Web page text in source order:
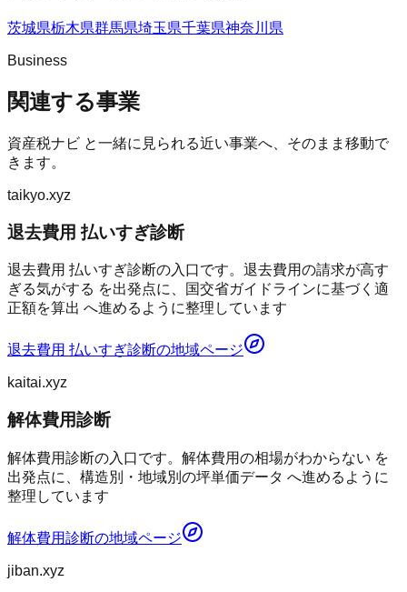
茨城県栃木県群馬県埼玉県千葉県神奈川県
Business
関連する事業
資産税ナビ と一緒に見られる近い事業へ、そのまま移動で
きます。
taikyo.xyz
退去費用 払いすぎ診断
退去費用 払いすぎ診断の入口です。退去費用の請求が高す
ぎる気がする を出発点に、国交省ガイドラインに基づく適
正額を算出 へ進めるように整理しています
退去費用 払いすぎ診断の地域ページ
kaitai.xyz
解体費用診断
解体費用診断の入口です。解体費用の相場がわからない を
出発点に、構造別・地域別の坪単価データ へ進めるように
整理しています
解体費用診断の地域ページ
jiban.xyz